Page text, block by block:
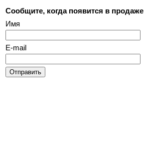
Сообщите, когда появится в продаже
Имя
E-mail